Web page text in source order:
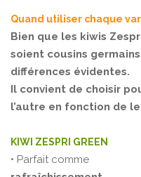
Quand utiliser chaque
Bien que les kiwis
soient cousins
différences évidentes.
Il convient de choisir
l’autre en fonction de
KIWI ZESPRI GREEN
• Parfait comme